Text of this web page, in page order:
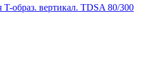
образ. вертикал. TDSA 80/300